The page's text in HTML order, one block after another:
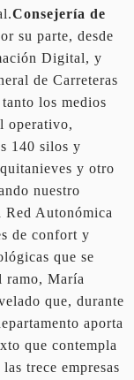
Consejería de
su parte, desde
Digital, y
de Carreteras
los medios
operativo,
140 silos y
y otro
nuestro
Red Autonómica
de confort y
que se
ramo, María
que, durante
aporta
que contempla
trece empresas